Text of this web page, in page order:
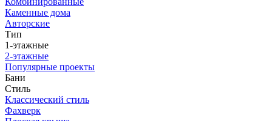
Каменные дома
Авторские
Тип
1-этажные
2-этажные
Популярные проекты
Бани
Стиль
Классический стиль
Фахверк